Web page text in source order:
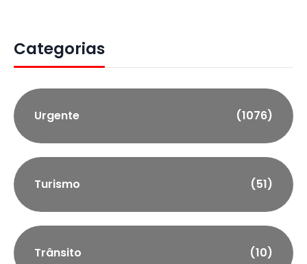
Categorias
Urgente (1076)
Turismo (51)
Trânsito (10)